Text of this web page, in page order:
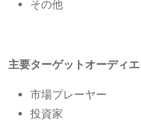
その他
主要ターゲットオーディ
市場プレーヤー
投資家